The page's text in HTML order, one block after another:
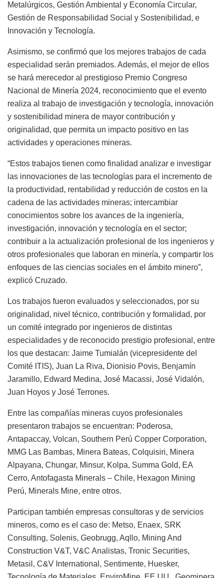
Metalúrgicos, Gestión Ambiental y Economía Circular,
Gestión de Responsabilidad Social y Sostenibilidad, e
Innovación y Tecnología.
Asimismo, se confirmó que los mejores trabajos de cada
especialidad serán premiados. Además, el mejor de ellos
se hará merecedor al prestigioso Premio Congreso
Nacional de Minería 2024, reconocimiento que el evento
realiza al trabajo de investigación y tecnología, innovación
y sostenibilidad minera de mayor contribución y
originalidad, que permita un impacto positivo en las
actividades y operaciones mineras.
“Estos trabajos tienen como finalidad analizar e investigar
las innovaciones de las tecnologías para el incremento de
la productividad, rentabilidad y reducción de costos en la
cadena de las actividades mineras; intercambiar
conocimientos sobre los avances de la ingeniería,
investigación, innovación y tecnología en el sector;
contribuir a la actualización profesional de los ingenieros y
otros profesionales que laboran en minería, y compartir los
enfoques de las ciencias sociales en el ámbito minero”,
explicó Cruzado.
Los trabajos fueron evaluados y seleccionados, por su
originalidad, nivel técnico, contribución y formalidad, por
un comité integrado por ingenieros de distintas
especialidades y de reconocido prestigio profesional, entre
los que destacan: Jaime Tumialán (vicepresidente del
Comité ITIS), Juan La Riva, Dionisio Povis, Benjamín
Jaramillo, Edward Medina, José Macassi, José Vidalón,
Juan Hoyos y José Terrones.
Entre las compañías mineras cuyos profesionales
presentaron trabajos se encuentran: Poderosa,
Antapaccay, Volcan, Southern Perú Copper Corporation,
MMG Las Bambas, Minera Bateas, Colquisiri, Minera
Alpayana, Chungar, Minsur, Kolpa, Summa Gold, EA
Cerro, Antofagasta Minerals – Chile, Hexagon Mining
Perú, Minerals Mine, entre otros.
Participan también empresas consultoras y de servicios
mineros, como es el caso de: Metso, Enaex, SRK
Consulting, Solenis, Geobrugg, Aqllo, Mining And
Construction V&T, V&C Analistas, Tronic Securities,
Metasil, C&V International, Sentimente, Huesker,